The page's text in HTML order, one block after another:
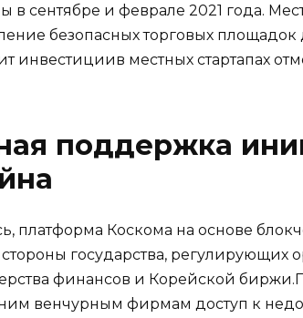
в сентябре и феврале 2021 года.
безопасных торговых
инвестициив местных стартапах
поддержка
платформа Коскома на основе
государства, регулирующих
финансов и Корейской
венчурным фирмам доступ к